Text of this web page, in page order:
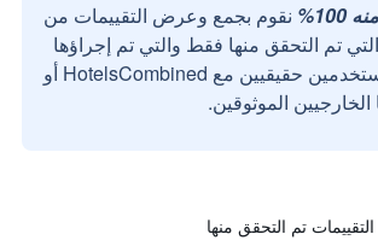
نقوم بجمع وعرض التقييمات من
تم التحقق منها فقط والتي تم إجراؤها
بواسطة مستخدمين حقيقيين مع HotelsCombined أو
الموثوقين.